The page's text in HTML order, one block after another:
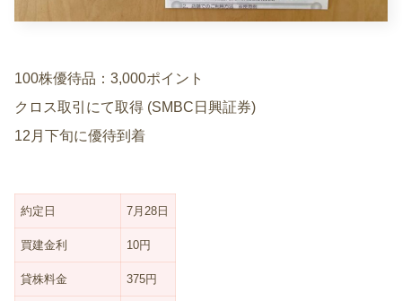
100株優待品：3,000ポイント
クロス取引にて取得 (SMBC日興証券)
12月下旬に優待到着
約定日 7月28日
買建金利 10円
貸株料金 375円